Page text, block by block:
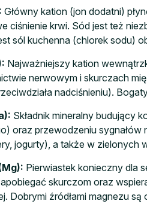
Główny kation (jon dodatni)
ciśnienie krwi. Sód jest też
sól kuchenna (chlorek sodu)
Najważniejszy kation
nerwowym i skurczach
nadciśnieniu).
Składnik mineralny budujący
oraz przewodzeniu sygnałów
jogurty), a także w zielonych
Pierwiastek konieczny dla
skurczom oraz
Dobrymi źródłami magnezu